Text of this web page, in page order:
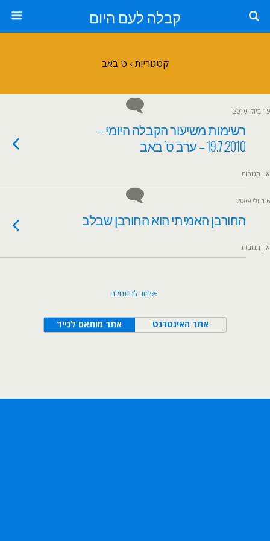
קבלה לעם היום
קטגוריות › ט באב
19 ביולי 2010
רשימות משיעור הקבלה היומי –
19.7.2010 – ערב ט' באב
אין תגובות
6 ביולי 2009
החורבן האמיתי הוא החורבן שבלב
אין תגובות
חזור להתחלה
אתר מותאם לנייד אתר האינטרנט